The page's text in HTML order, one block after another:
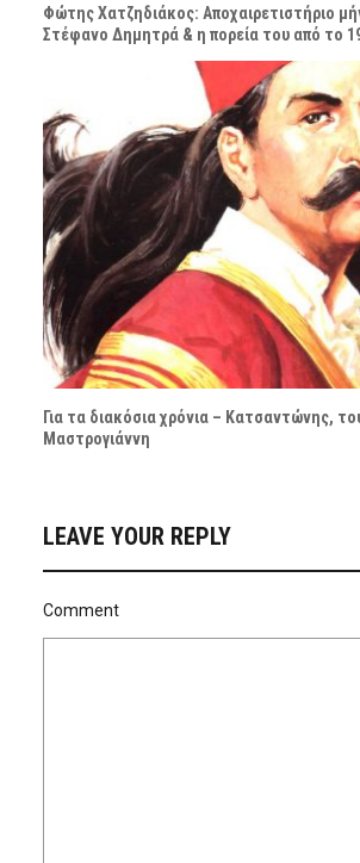
Φώτης Χατζηδιάκος: Αποχαιρετιστήριο
Στέφανο Δημητρά & η πορεία του από το
Για τα διακόσια χρόνια – Κατσαντώνης,
Μαστρογιάννη
LEAVE YOUR REPLY
Comment